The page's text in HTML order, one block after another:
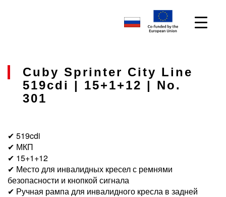
Cuby Sprinter City Line
519cdi | 15+1+12 | No.
301
✔ 519cdi
✔ МКП
✔ 15+1+12
✔ Место для инвалидных кресел с ремнями
безопасности и кнопкой сигнала
✔ Ручная рампа для инвалидного кресла в задней